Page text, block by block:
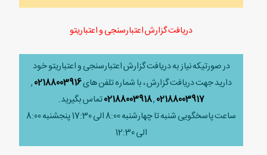
دریافت گزارش اعتبارسنجی و اعتباریتو
در صورتیکه نیاز به دریافت گزارش اعتبارسنجی و اعتباریتو خود
دارید جهت دریافت گزارش ، با شماره تلفن های02188003916
,
02188003917
,
02188003918تماس بگیرید.
ساعت پاسخگویی شنبه تا چهارشنبه 8:00 الی 17:30 پنجشنبه 8:00
الی 12:30